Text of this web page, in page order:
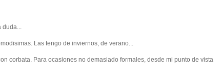
duda...
Las tengo de inviernos, de verano...
corbata. Para ocasiones no demasiado formales, desde mi punto de vista